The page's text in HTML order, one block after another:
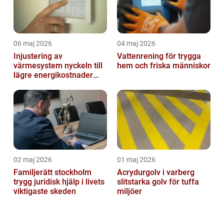
06 maj 2026
Injustering av
värmesystem nyckeln till
lägre energikostnader
inomhusklimat
04 maj 2026
Vattenrening för trygga
hem och friska människor
02 maj 2026
Familjerätt stockholm
trygg juridisk hjälp i livets
viktigaste skeden
01 maj 2026
Acrydurgolv i varberg
slitstarka golv för tuffa
miljöer